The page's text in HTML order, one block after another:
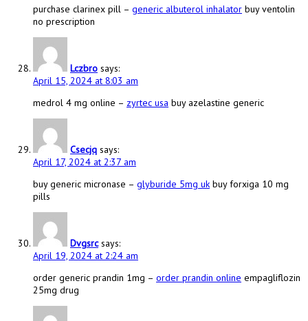
purchase clarinex pill – generic albuterol inhalator buy ventolin
no prescription
Lczbro says:
April 15, 2024 at 8:03 am
medrol 4 mg online – zyrtec usa buy azelastine generic
Csecjq says:
April 17, 2024 at 2:37 am
buy generic micronase – glyburide 5mg uk buy forxiga 10 mg
pills
Dvgsrc says:
April 19, 2024 at 2:24 am
order generic prandin 1mg – order prandin online empagliflozin
25mg drug